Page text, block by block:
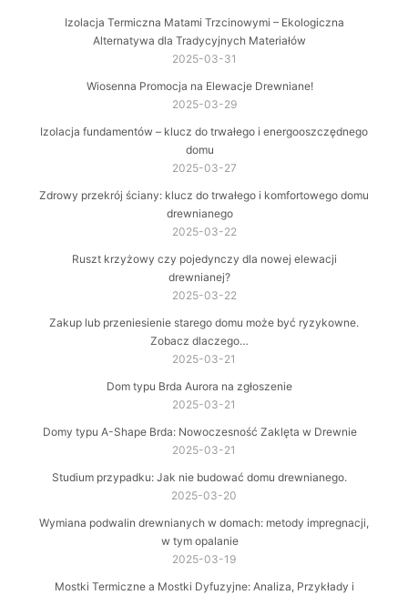
Izolacja Termiczna Matami Trzcinowymi – Ekologiczna
Alternatywa dla Tradycyjnych Materiałów
2025-03-31
Wiosenna Promocja na Elewacje Drewniane!
2025-03-29
Izolacja fundamentów – klucz do trwałego i energooszczędnego
domu
2025-03-27
Zdrowy przekrój ściany: klucz do trwałego i komfortowego domu
drewnianego
2025-03-22
Ruszt krzyżowy czy pojedynczy dla nowej elewacji
drewnianej?
2025-03-22
Zakup lub przeniesienie starego domu może być ryzykowne.
Zobacz dlaczego…
2025-03-21
Dom typu Brda Aurora na zgłoszenie
2025-03-21
Domy typu A-Shape Brda: Nowoczesność Zaklęta w Drewnie
2025-03-21
Studium przypadku: Jak nie budować domu drewnianego.
2025-03-20
Wymiana podwalin drewnianych w domach: metody impregnacji,
w tym opalanie
2025-03-19
Mostki Termiczne a Mostki Dyfuzyjne: Analiza, Przykłady i